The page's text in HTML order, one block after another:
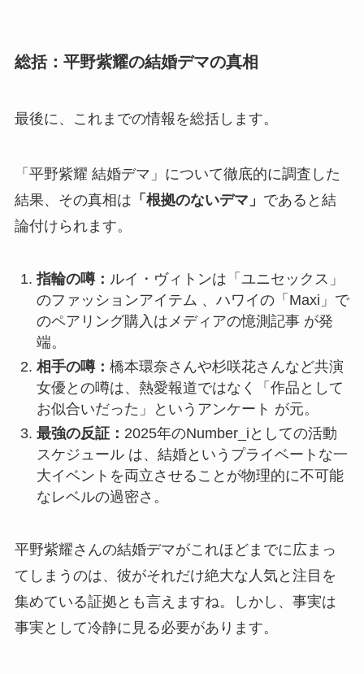
総括：平野紫耀の結婚デマの真相
最後に、これまでの情報を総括します。
「平野紫耀 結婚デマ」について徹底的に調査した
結果、その真相は 「根拠のないデマ」 であると結
論付けられます。
指輪の噂： ルイ・ヴィトンは「ユニセックス」
のファッションアイテム 、ハワイの「Maxi」で
のペアリング購入はメディアの憶測記事 が発
端。
相手の噂： 橋本環奈さんや杉咲花さんなど共演
女優との噂は、熱愛報道ではなく「作品として
お似合いだった」というアンケート が元。
最強の反証： 2025年のNumber_iとしての活動
スケジュール は、結婚というプライベートな一
大イベントを両立させることが物理的に不可能
なレベルの過密さ。
平野紫耀さんの結婚デマがこれほどまでに広まっ
てしまうのは、彼がそれだけ絶大な人気と注目を
集めている証拠とも言えますね。しかし、事実は
事実として冷静に見る必要があります。